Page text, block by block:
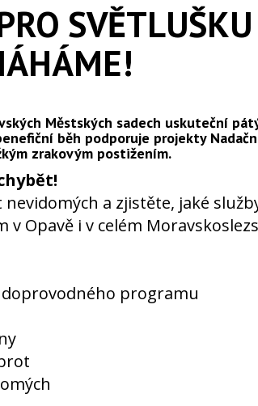
Městských sadech uskuteční
běh podporuje projekty
zrakovým postižením.
a zjistěte, jaké
v Opavě i v celém
programu